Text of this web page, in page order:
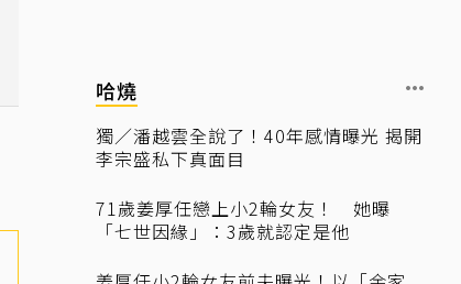
哈燒
獨／潘越雲全說了！40年感情曝光 揭開
李宗盛私下真面目
71歲姜厚任戀上小2輪女友！ 她曝
「七世因緣」：3歲就認定是他